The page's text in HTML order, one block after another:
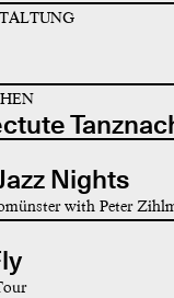
Nights
with Peter